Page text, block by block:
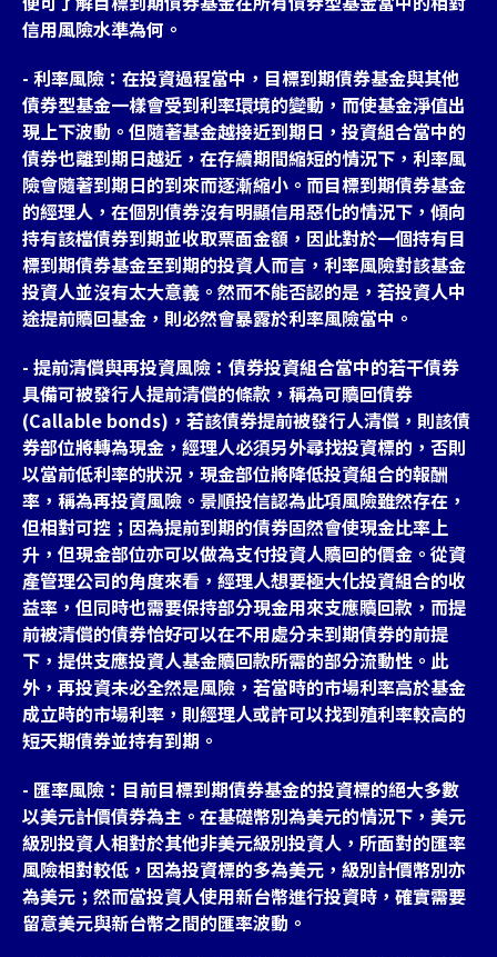
信用風險水準為何。
- 利率風險：在投資過程當中，目標到期債券基金與其他
債券型基金一樣會受到利率環境的變動，而使基金淨值出
現上下波動。但隨著基金越接近到期日，投資組合當中的
債券也離到期日越近，在存續期間縮短的情況下，利率風
險會隨著到期日的到來而逐漸縮小。而目標到期債券基金
的經理人，在個別債券沒有明顯信用惡化的情況下，傾向
持有該檔債券到期並收取票面金額，因此對於一個持有目
標到期債券基金至到期的投資人而言，利率風險對該基金
投資人並沒有太大意義。然而不能否認的是，若投資人中
途提前贖回基金，則必然會暴露於利率風險當中。
- 提前清償與再投資風險：債券投資組合當中的若干債券
具備可被發行人提前清償的條款，稱為可贖回債券
(Callable bonds)，若該債券提前被發行人清償，則該債
券部位將轉為現金，經理人必須另外尋找投資標的，否則
以當前低利率的狀況，現金部位將降低投資組合的報酬
率，稱為再投資風險。景順投信認為此項風險雖然存在，
但相對可控；因為提前到期的債券固然會使現金比率上
升，但現金部位亦可以做為支付投資人贖回的價金。從資
產管理公司的角度來看，經理人想要極大化投資組合的收
益率，但同時也需要保持部分現金用來支應贖回款，而提
前被清償的債券恰好可以在不用處分未到期債券的前提
下，提供支應投資人基金贖回款所需的部分流動性。此
外，再投資未必全然是風險，若當時的市場利率高於基金
成立時的市場利率，則經理人或許可以找到殖利率較高的
短天期債券並持有到期。
- 匯率風險：目前目標到期債券基金的投資標的絕大多數
以美元計價債券為主。在基礎幣別為美元的情況下，美元
級別投資人相對於其他非美元級別投資人，所面對的匯率
風險相對較低，因為投資標的多為美元，級別計價幣別亦
為美元；然而當投資人使用新台幣進行投資時，確實需要
留意美元與新台幣之間的匯率波動。